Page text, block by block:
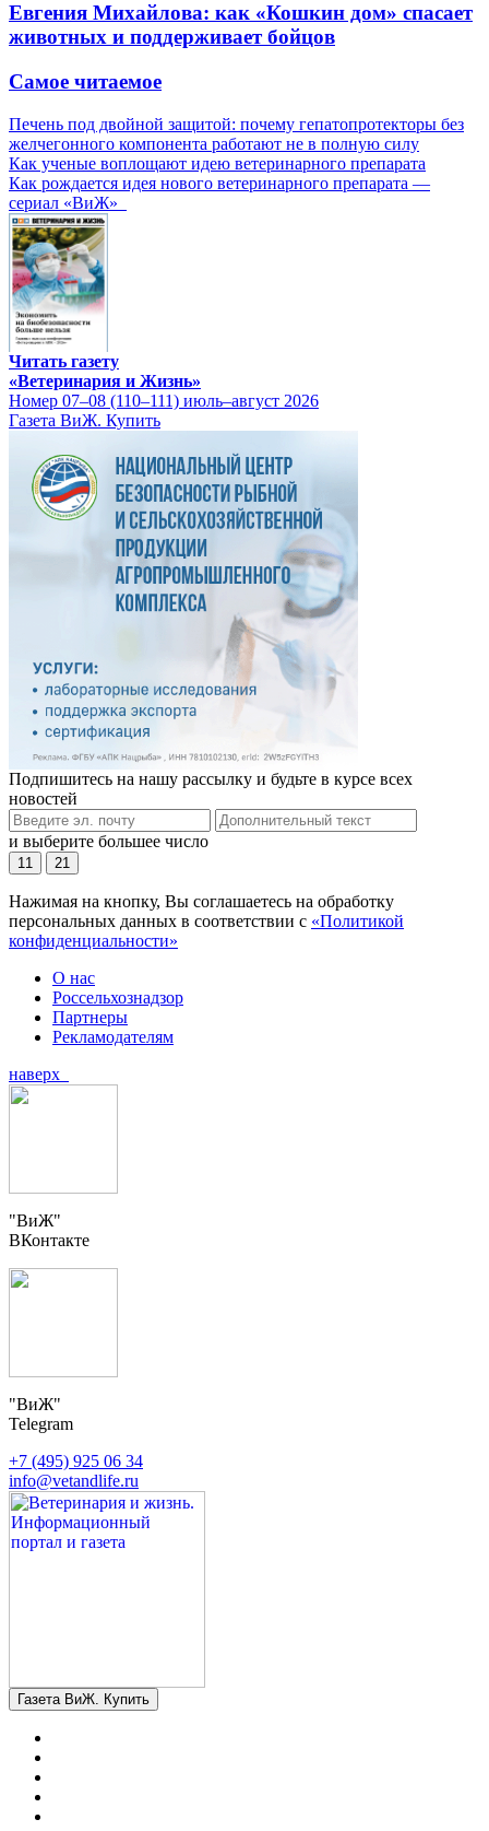
Евгения Михайлова: как «Кошкин дом» спасает
животных и поддерживает бойцов
Самое читаемое
Печень под двойной защитой: почему гепатопротекторы без
желчегонного компонента работают не в полную силу
Как ученые воплощают идею ветеринарного препарата
Как рождается идея нового ветеринарного препарата —
сериал «ВиЖ»
Читать газету
«Ветеринария и Жизнь»
Номер 07–08 (110–111) июль–август 2026
Газета ВиЖ. Купить
Подпишитесь на нашу рассылку и будьте в курсе всех
новостей
и выберите большее число
11 21
Нажимая на кнопку, Вы соглашаетесь на обработку
персональных данных в соответствии с «Политикой
конфиденциальности»
О нас
Россельхознадзор
Партнеры
Рекламодателям
наверх
"ВиЖ"
ВКонтакте
"ВиЖ"
Telegram
+7 (495) 925 06 34
info@vetandlife.ru
Газета ВиЖ. Купить